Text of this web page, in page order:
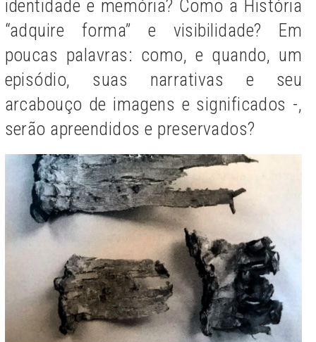
identidade e memória? Como a História
“adquire forma” e visibilidade? Em
poucas palavras: como, e quando, um
episódio, suas narrativas e seu
arcabouço de imagens e significados -,
serão apreendidos e preservados?